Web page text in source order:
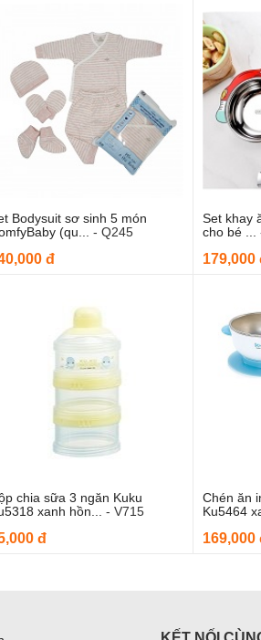
Thêm vào giỏ hàng
Bodysuit sơ sinh 5 món
(qu...-Q245
đ
Set khay
cho bé ...
179,000
Thêm vào giỏ hàng
chia sữa 3 ngăn Kuku
xanh hồn...-V715
đ
Chén ăn
Ku5464
169,000